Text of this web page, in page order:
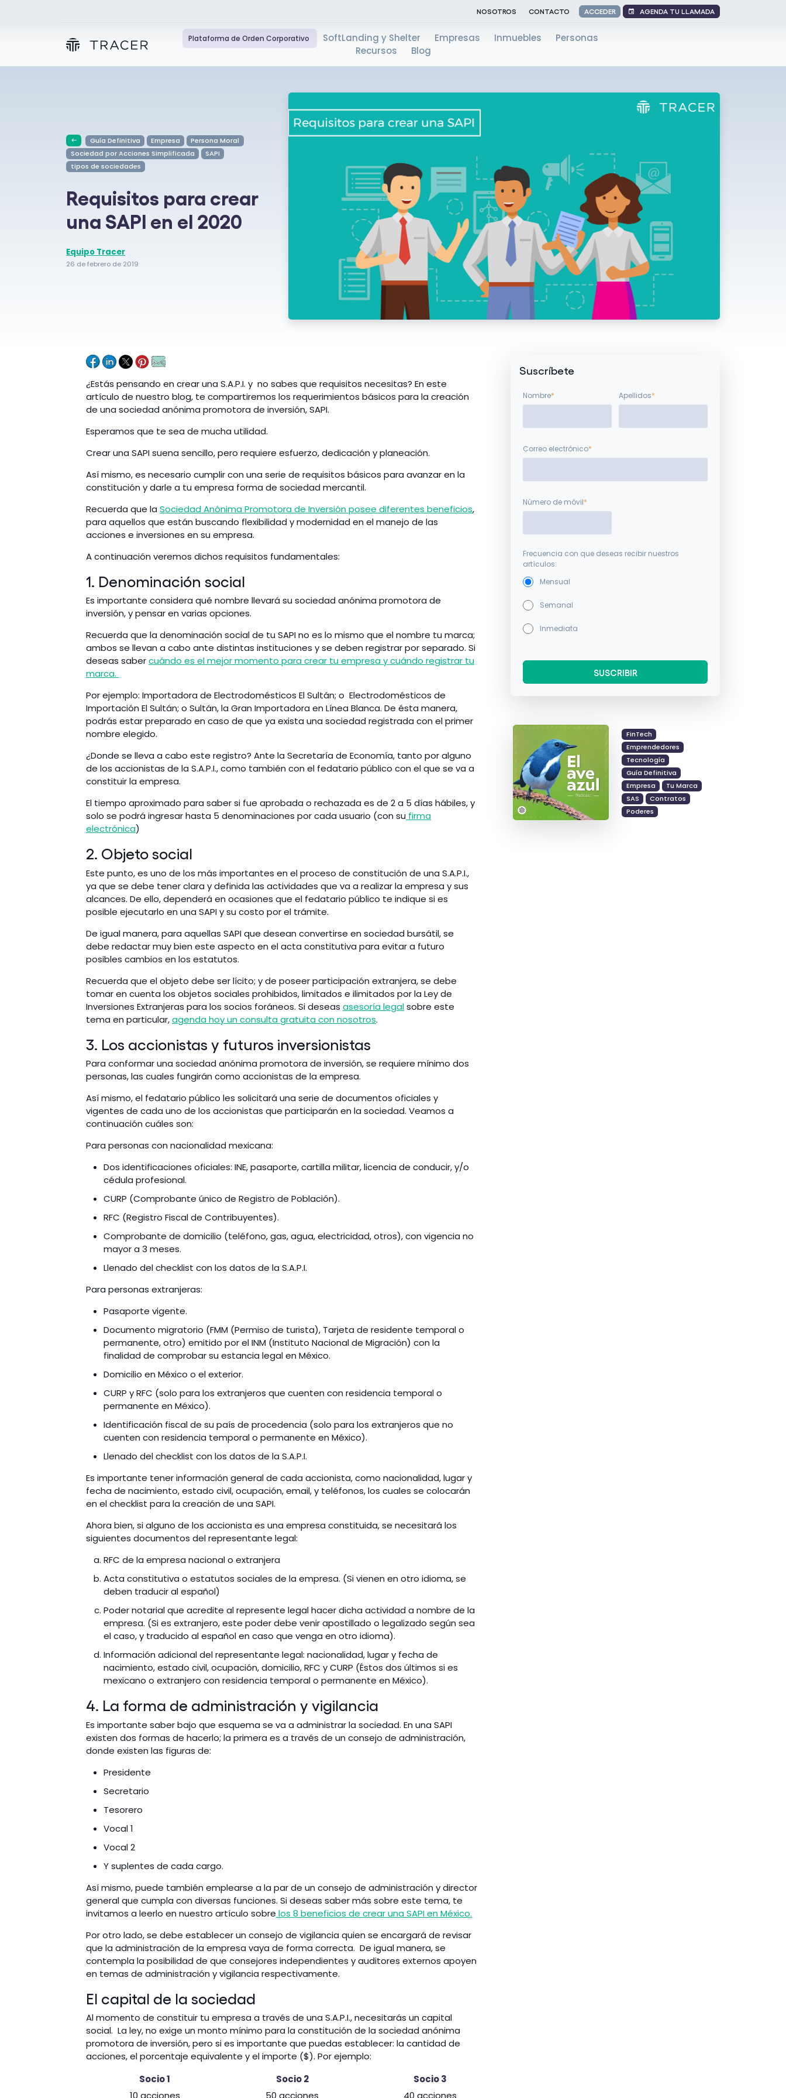
NOSOTROS CONTACTO ACCEDER AGENDA TU LLAMADA
Plataforma de Orden Corporativo SoftLanding y Shelter Empresas Inmuebles
Personas
Recursos
Blog
Guía Definitiva Empresa
Persona Moral
Sociedad por Acciones Simplificada
SAPI
tipos de sociedades
Requisitos para crear
una SAPI en el 2020
Equipo Tracer
26 de febrero de 2019
¿Estás pensando en crear una S.A.P.I. y no sabes que requisitos necesitas? En este
artículo de nuestro blog, te compartiremos los requerimientos básicos para la creación
de una sociedad anónima promotora de inversión, SAPI.
Esperamos que te sea de mucha utilidad.
Crear una SAPI suena sencillo, pero requiere esfuerzo, dedicación y planeación.
Así mismo, es necesario cumplir con una serie de requisitos básicos para avanzar en la
constitución y darle a tu empresa forma de sociedad mercantil.
Recuerda que la Sociedad Anónima Promotora de Inversión posee diferentes beneficios,
para aquellos que están buscando flexibilidad y modernidad en el manejo de las
acciones e inversiones en su empresa.
A continuación veremos dichos requisitos fundamentales:
1. Denominación social
Es importante considera qué nombre llevará su sociedad anónima promotora de
inversión, y pensar en varias opciones.
Recuerda que la denominación social de tu SAPI no es lo mismo que el nombre tu marca;
ambos se llevan a cabo ante distintas instituciones y se deben registrar por separado. Si
deseas sabercuándo es el mejor momento para crear tu empresa y cuándo registrar tu
marca.
Por ejemplo: Importadora de Electrodomésticos El Sultán; o Electrodomésticos de
Importación El Sultán; o Sultán, la Gran Importadora en Línea Blanca. De ésta manera,
podrás estar preparado en caso de que ya exista una sociedad registrada con el primer
nombre elegido.
¿Donde se lleva a cabo este registro? Ante la Secretaría de Economía, tanto por alguno
de los accionistas de la S.A.P.I., como también con el fedatario público con el que se va a
constituir la empresa.
El tiempo aproximado para saber si fue aprobada o rechazada es de 2 a 5 días hábiles, y
solo se podrá ingresar hasta 5 denominaciones por cada usuario (con su firma
electrónica)
2. Objeto social
Este punto, es uno de los más importantes en el proceso de constitución de una S.A.P.I.,
ya que se debe tener clara y definida las actividades que va a realizar la empresa y sus
alcances. De ello, dependerá en ocasiones que el fedatario público te indique si es
posible ejecutarlo en una SAPI y su costo por el trámite.
De igual manera, para aquellas SAPI que desean convertirse en sociedad bursátil, se
debe redactar muy bien este aspecto en el acta constitutiva para evitar a futuro
posibles cambios en los estatutos.
Recuerda que el objeto debe ser lícito; y de poseer participación extranjera, se debe
tomar en cuenta los objetos sociales prohibidos, limitados e ilimitados por la Ley de
Inversiones Extranjeras para los socios foráneos. Si deseas asesoría legalsobre este
tema en particular,agenda hoy un consulta gratuita con nosotros.
3. Los accionistas y futuros inversionistas
Para conformar una sociedad anónima promotora de inversión, se requiere mínimo dos
personas, las cuales fungirán como accionistas de la empresa.
Así mismo, el fedatario público les solicitará una serie de documentos oficiales y
vigentes de cada uno de los accionistas que participarán en la sociedad. Veamos a
continuación cuáles son:
Para personas con nacionalidad mexicana:
Dos identificaciones oficiales: INE, pasaporte, cartilla militar, licencia de conducir, y/o
cédula profesional.
CURP (Comprobante único de Registro de Población).
RFC (Registro Fiscal de Contribuyentes).
Comprobante de domicilio (teléfono, gas, agua, electricidad, otros), con vigencia no
mayor a 3 meses.
Llenado del checklist con los datos de la S.A.P.I.
Para personas extranjeras:
Pasaporte vigente.
Documento migratorio (FMM (Permiso de turista), Tarjeta de residente temporal o
permanente, otro) emitido por el INM (Instituto Nacional de Migración) con la
finalidad de comprobar su estancia legal en México.
Domicilio en México o el exterior.
CURP y RFC (solo para los extranjeros que cuenten con residencia temporal o
permanente en México).
Identificación fiscal de su país de procedencia (solo para los extranjeros que no
cuenten con residencia temporal o permanente en México).
Llenado del checklist con los datos de la S.A.P.I.
Es importante tener información general de cada accionista, como nacionalidad, lugar y
fecha de nacimiento, estado civil, ocupación, email, y teléfonos, los cuales se colocarán
en el checklist para la creación de una SAPI.
Ahora bien, si alguno de los accionista es una empresa constituida, se necesitará los
siguientes documentos del representante legal:
RFC de la empresa nacional o extranjera
Acta constitutiva o estatutos sociales de la empresa. (Si vienen en otro idioma, se
deben traducir al español)
Poder notarial que acredite al represente legal hacer dicha actividad a nombre de la
empresa. (Si es extranjero, este poder debe venir apostillado o legalizado según sea
el caso, y traducido al español en caso que venga en otro idioma).
Información adicional del representante legal: nacionalidad, lugar y fecha de
nacimiento, estado civil, ocupación, domicilio, RFC y CURP (Éstos dos últimos si es
mexicano o extranjero con residencia temporal o permanente en México).
4. La forma de administración y vigilancia
Es importante saber bajo que esquema se va a administrar la sociedad. En una SAPI
existen dos formas de hacerlo; la primera es a través de un consejo de administración,
donde existen las figuras de:
Presidente
Secretario
Tesorero
Vocal 1
Vocal 2
Y suplentes de cada cargo.
Así mismo, puede también emplearse a la par de un consejo de administración y director
general que cumpla con diversas funciones. Si deseas saber más sobre este tema, te
invitamos a leerlo en nuestro artículo sobre los 8 beneficios de crear una SAPI en México.
Por otro lado, se debe establecer un consejo de vigilancia quien se encargará de revisar
que la administración de la empresa vaya de forma correcta. De igual manera, se
contempla la posibilidad de que consejores independientes y auditores externos apoyen
en temas de administración y vigilancia respectivamente.
El capital de la sociedad
Al momento de constituir tu empresa a través de una S.A.P.I., necesitarás un capital
social. La ley, no exige un monto mínimo para la constitución de la sociedad anónima
promotora de inversión, pero si es importante que puedas establecer: la cantidad de
acciones, el porcentaje equivalente y el importe ($). Por ejemplo:
Socio 1
Socio 2
Socio 3
10 acciones
50 acciones 40 acciones
Suscríbete
Nombre* Apellidos*
Correo electrónico*
Número de móvil*
Frecuencia con que deseas recibir nuestros
artículos:
Mensual
Semanal
Inmediata
FinTech
Emprendedores
Tecnología
Guía Definitiva
Empresa
Tu Marca
SAS
Contratos
Poderes